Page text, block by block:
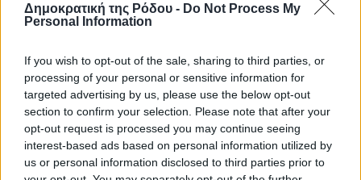
Δημοκρατική της Ρόδου - Do Not Process My
Personal Information
If you wish to opt-out of the sale, sharing to third parties, or
processing of your personal or sensitive information for
targeted advertising by us, please use the below opt-out
section to confirm your selection. Please note that after your
opt-out request is processed you may continue seeing
interest-based ads based on personal information utilized by
us or personal information disclosed to third parties prior to